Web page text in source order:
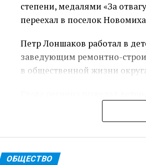
степени, медалями «За
переехал в поселок
Петр Лоншаков работал в
заведующим ремонтно-
в общественной жизни
Теги: Губернатор
ОБЩЕСТВО